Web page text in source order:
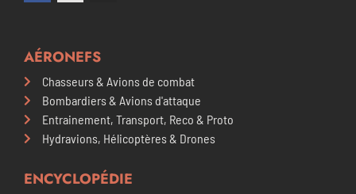
AÉRONEFS
Chasseurs & Avions de combat
Bombardiers & Avions d'attaque
Entrainement, Transport, Reco & Proto
Hydravions, Hélicoptères & Drones
ENCYCLOPÉDIE